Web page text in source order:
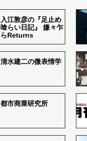
入江敦彦の『足止め
喰らい日記』 嫌々乍
らReturns
清水建二の微表情学
都市商業研究所